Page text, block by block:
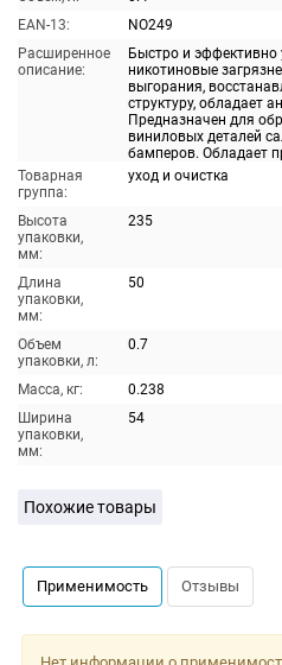
EAN-13:
NO249
Расширенное
описание:
Быстро и эффективно
никотиновые
выгорания,
структуру, обладает
Предназначен для
виниловых деталей
бамперов. Обладает
Товарная
группа:
уход и очистка
Высота
упаковки,
мм:
235
Длина
упаковки,
мм:
50
Объем
упаковки, л:
0.7
Масса, кг:
0.238
Ширина
упаковки,
мм:
54
Похожие товары
Применимость Отзывы